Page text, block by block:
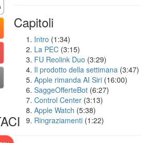
Capitoli
Intro (1:34)
La PEC (3:15)
FU Reolink Duo (3:29)
Il prodotto della settimana (3:47)
Apple rimanda AI Siri (16:00)
SaggeOfferteBot (6:27)
Control Center (3:13)
Apple Watch (5:38)
Ringraziamenti (1:22)